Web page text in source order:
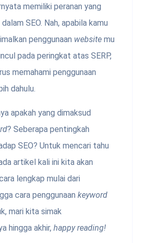
memiliki peranan yang
SEO. Nah, apabila kamu
penggunaan website mu
pada peringkat atas SERP,
memahami penggunaan
dahulu.
apakah yang dimaksud
? Seberapa pentingkah
SEO? Untuk mencari tahu
artikel kali ini kita akan
lengkap mulai dari
cara penggunaan keyword
mari kita simak
hingga akhir, happy reading!